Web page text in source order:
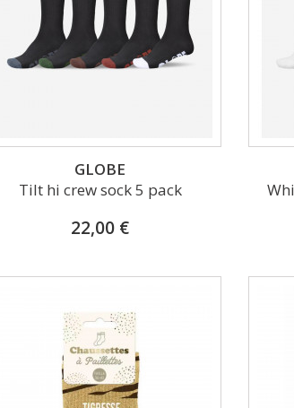
GLOBE
Tilt hi crew sock 5 pack
22,00 €